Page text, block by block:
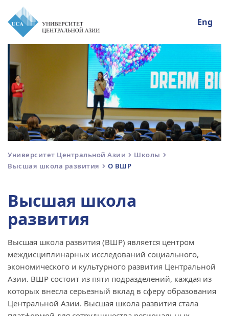
Eng
Университет Центральной Азии
Школы
Высшая школа развития
О ВШР
Высшая школа
развития
Высшая школа развития (ВШР) является центром
междисциплинарных исследований социального,
экономического и культурного развития Центральной
Азии. ВШР состоит из пяти подразделений, каждая из
которых внесла серьезный вклад в сферу образования
Центральной Азии. Высшая школа развития стала